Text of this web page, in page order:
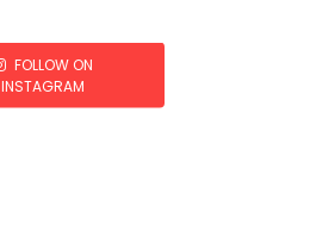
FOLLOW ON
INSTAGRAM